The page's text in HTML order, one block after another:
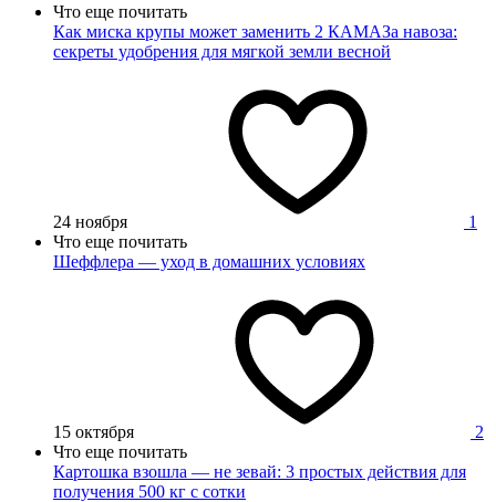
Что еще почитать
Как миска крупы может заменить 2 КАМАЗа навоза:
секреты удобрения для мягкой земли весной
24 ноября
1
Что еще почитать
Шеффлера — уход в домашних условиях
15 октября
2
Что еще почитать
Картошка взошла — не зевай: 3 простых действия для
получения 500 кг с сотки